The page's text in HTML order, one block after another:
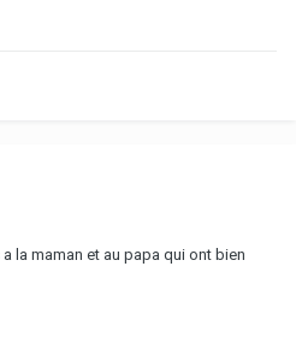
la maman et au papa qui ont bien